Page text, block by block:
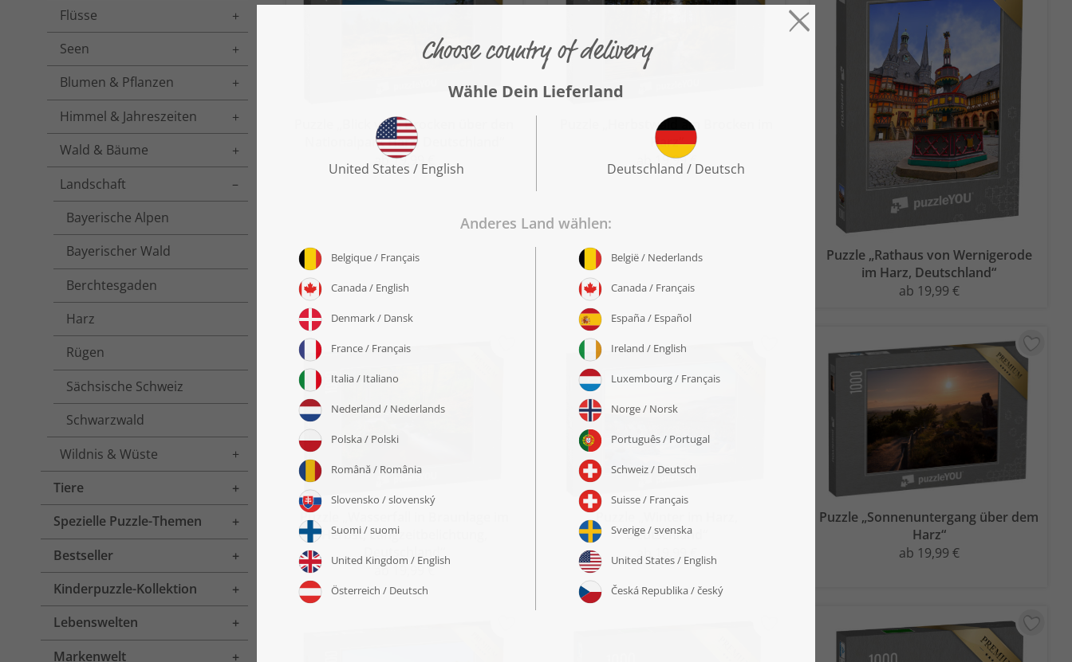
Flüsse
Toggle menu
Seen
Toggle menu
Blumen & Pflanzen
Toggle menu
Himmel & Jahreszeiten
Toggle menu
Wald & Bäume
Toggle menu
Landschaft
Toggle menu
Bayerische Alpen
Bayerischer Wald
Berchtesgaden
Harz
Rügen
Sächsische Schweiz
Schwarzwald
Wildnis & Wüste
Toggle menu
Tiere
Toggle menu
Spezielle Puzzle-Themen
Toggle menu
Bestseller
Toggle menu
Kinderpuzzle-Kollektion
Toggle menu
Lebenswelten
Toggle menu
Markenwelt
Toggle menu
Puzzle „Blick vom Brocken über den
Nationalpark Harz, Deutschland“
ab 19,99 €
Puzzle „Herbstwald am Brocken im
Harz“
ab 19,99 €
Puzzle „Rathaus von Wernigerode
im Harz, Deutschland“
ab 19,99 €
Puzzle „Wasserfall in Braunlage im
Herbst, Langzeitbelichtung,
Deutschland“
ab 19,99 €
Puzzle „Winter im Harz,
Deutschland“
ab 19,99 €
Puzzle „Sonnenuntergang über dem
Harz“
ab 19,99 €